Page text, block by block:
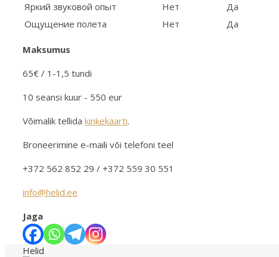
Яркий звуковой опыт
Нет
Да
Ощущение полета
Нет Да
Maksumus
65€ / 1-1,5 tundi
10 seansi kuur - 550 eur
Võimalik tellida kinkekaarti.
Broneerimine e-maili või telefoni teel
+372 562 852 29 / +372 559 30 551
info@helid.ee
Jaga
Helid